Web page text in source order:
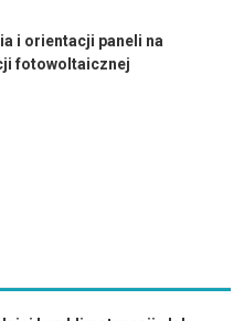
i orientacji paneli na
fotowoltaicznej